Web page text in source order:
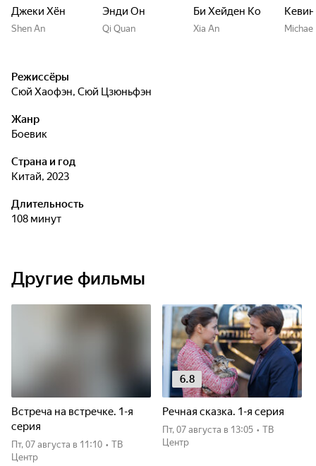
Джеки Хён
Shen An
Энди Он
Qi Quan
Би Хейден Ко
Xia An Michael
Режиссёры
Сюй Хаофэн, Сюй Цзюньфэн
Жанр
боевик
Страна и год
Китай, 2023
Длительность
108 минут
Другие фильмы
Встреча на встречке. 1-я
серия
пт, 07 августа в 11:10 • ТВ
Центр
6.8
Речная сказка. 1-я серия
пт, 07 августа в 13:05 • ТВ
Центр